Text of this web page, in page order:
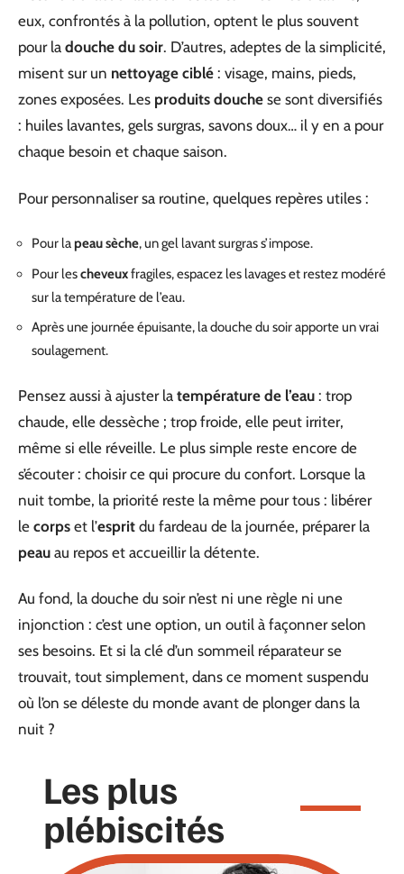
eux, confrontés à la pollution, optent le plus souvent
pour la douche du soir. D’autres, adeptes de la simplicité,
misent sur un nettoyage ciblé : visage, mains, pieds,
zones exposées. Les produits douche se sont diversifiés
: huiles lavantes, gels surgras, savons doux… il y en a pour
chaque besoin et chaque saison.
Pour personnaliser sa routine, quelques repères utiles :
Pour lapeau sèche, un gel lavant surgras s’impose.
Pour lescheveuxfragiles, espacez les lavages et restez modéré
sur la température de l’eau.
Après une journée épuisante, la douche du soir apporte un vrai
soulagement.
Pensez aussi à ajuster la température de l’eau : trop
chaude, elle dessèche ; trop froide, elle peut irriter,
même si elle réveille. Le plus simple reste encore de
s’écouter : choisir ce qui procure du confort. Lorsque la
nuit tombe, la priorité reste la même pour tous : libérer
le corps et l’esprit du fardeau de la journée, préparer la
peau au repos et accueillir la détente.
Au fond, la douche du soir n’est ni une règle ni une
injonction : c’est une option, un outil à façonner selon
ses besoins. Et si la clé d’un sommeil réparateur se
trouvait, tout simplement, dans ce moment suspendu
où l’on se déleste du monde avant de plonger dans la
nuit ?
Les plus
plébiscités